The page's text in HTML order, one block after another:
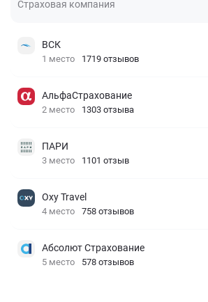
Страховая компания
ВСК
1 место 1719 отзывов
АльфаСтрахование
2 место 1303 отзыва
ПАРИ
3 место 1101 отзыв
Oxy Travel
4 место 758 отзывов
Абсолют Страхование
5 место 578 отзывов